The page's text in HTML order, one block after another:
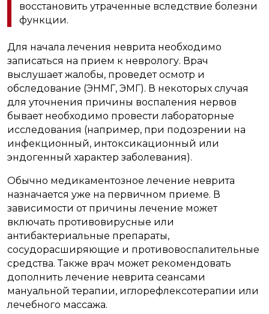
восстановить утраченные вследствие болезни
функции.
Для начала лечения неврита необходимо
записаться на прием к неврологу. Врач
выслушает жалобы, проведет осмотр и
обследование (ЭНМГ, ЭМГ). В некоторых случая
для уточнения причины воспаления нервов
бывает необходимо провести лабораторные
исследования (например, при подозрении на
инфекционный, интоксикационный или
эндогенный характер заболевания).
Обычно медикаментозное лечение неврита
назначается уже на первичном приеме. В
зависимости от причины лечение может
включать противовирусные или
антибактериальные препараты,
сосудорасширяющие и противовоспалительные
средства. Также врач может рекомендовать
дополнить лечение неврита сеансами
мануальной терапии, иглорефлексотерапии или
лечебного массажа.